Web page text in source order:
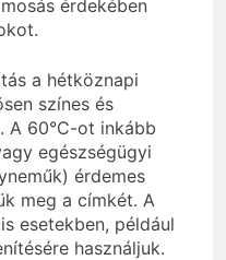
érdekében
a hétköznapi
színes és
A 60°C-ot inkább
egészségügyi
érdemes
meg a címkét. A
esetekben, például
használjuk.